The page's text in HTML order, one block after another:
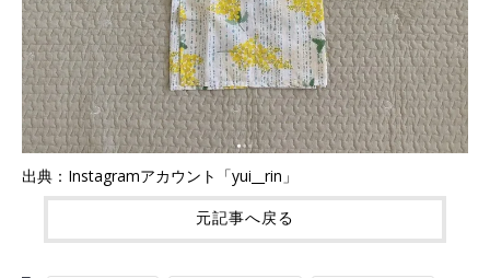
出典：Instagramアカウント「yui__rin」
元記事へ戻る